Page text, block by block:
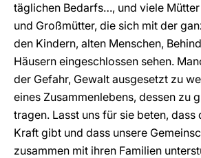
täglichen Bedarfs…, und viele
und Großmütter, die sich mit der
den Kindern, alten Menschen,
Häusern eingeschlossen sehen.
der Gefahr, Gewalt ausgesetzt zu
eines Zusammenlebens, dessen zu
tragen. Lasst uns für sie beten, dass
Kraft gibt und dass unsere
zusammen mit ihren Familien